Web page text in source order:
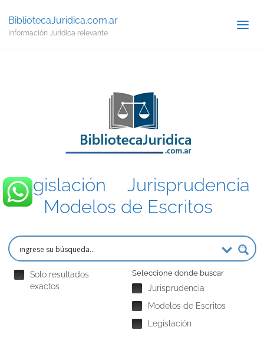
BibliotecaJuridica.com.ar
Información Jurídica relevante.
Legislación Jurisprudencia
Modelos de Escritos
Solo resultados
exactos
Seleccione donde buscar
Jurisprudencia
Modelos de Escritos
Legislación